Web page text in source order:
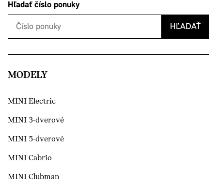
Hľadať číslo ponuky
HĽADAŤ
MODELY
MINI Electric
MINI 3-dverové
MINI 5-dverové
MINI Cabrio
MINI Clubman